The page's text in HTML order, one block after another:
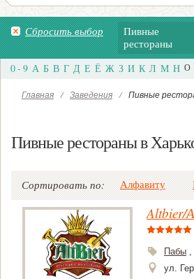
Сбросить выбор
Пивные
рестораны
0 - 9 А Б В Г Д Е Ё Ж З И К Л М Н О
Главная / Заведения / Пивные
Пивные рестораны в
Сортировать по: Алфавиту
Altbier/
Пабы ,
ул.